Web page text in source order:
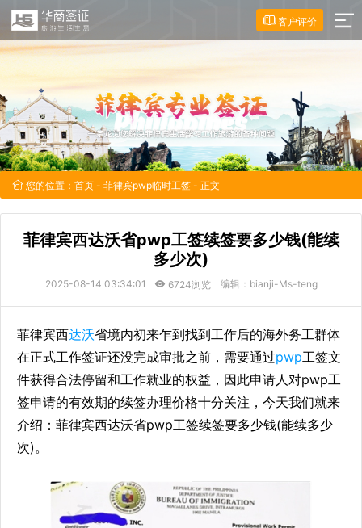
客户评价
您的位置： 首页 - 菲律宾pwp临时工签 - 正文
菲律宾西达沃省pwp工签续签要多少钱(能续
多少次)
2025-08-14 03:34:01 6724浏览 编辑：bianji-Ms-teng
菲律宾西达沃省境内初来乍到找到工作后的海外务工群体
在正式工作签证还没完成审批之前，需要通过pwp工签文
件获得合法停留和工作就业的权益，因此申请人对pwp工
签申请的有效期的续签办理价格十分关注，今天我们就来
介绍：菲律宾西达沃省pwp工签续签要多少钱(能续多少
次)。